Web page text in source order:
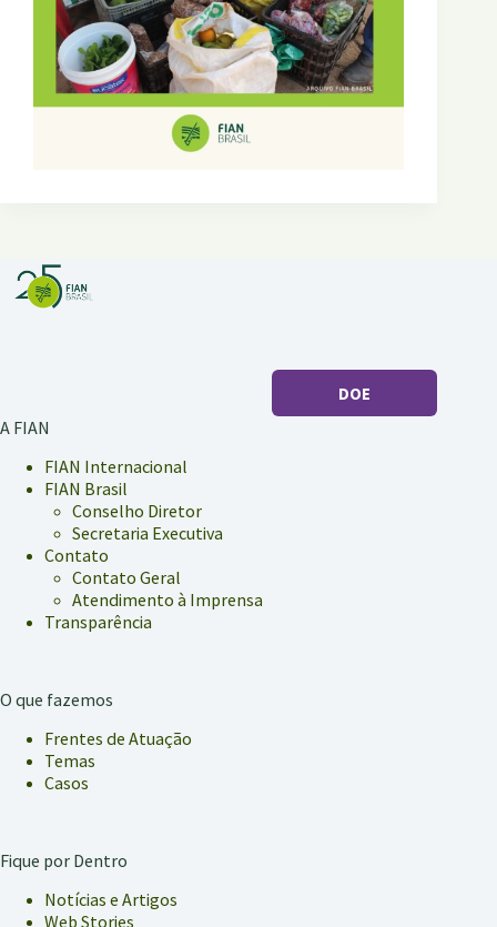
DOE
A FIAN
FIAN Internacional
FIAN Brasil
Conselho Diretor
Secretaria Executiva
Contato
Contato Geral
Atendimento à Imprensa
Transparência
O que fazemos
Frentes de Atuação
Temas
Casos
Fique por Dentro
Notícias e Artigos
Web Stories